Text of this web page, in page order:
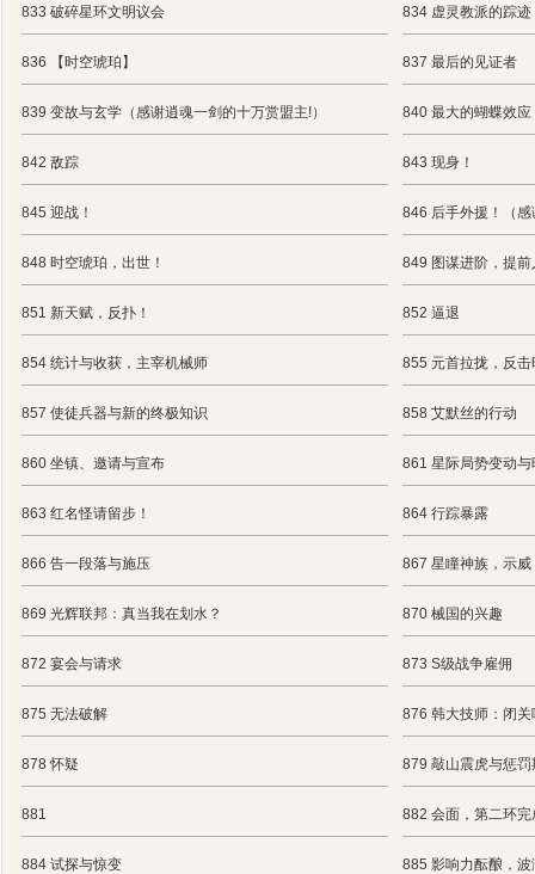
833 破碎星环文明议会 834 虚灵教派的踪迹
836 【时空琥珀】 837 最后的见证者
839 变故与玄学（感谢逍魂一剑的十万赏盟主!） 840 最大的蝴蝶效
842 敌踪 843 现身！
845 迎战！ 846 后手外援！（
848 时空琥珀，出世！ 849 图谋进阶，提
851 新天赋，反扑！ 852 逼退
854 统计与收获，主宰机械师 855 元首拉拢，反击
857 使徒兵器与新的终极知识 858 艾默丝的行动
860 坐镇、邀请与宣布 861 星际局势变动与
863 红名怪请留步！ 864 行踪暴露
866 告一段落与施压 867 星瞳神族，示威
869 光辉联邦：真当我在划水？ 870 械国的兴趣
872 宴会与请求 873 S级战争雇佣
875 无法破解 876 韩大技师：闭关
878 怀疑 879 敲山震虎与惩罚
881 882 会面，第二环完
884 试探与惊变 885 影响力酝酿，波